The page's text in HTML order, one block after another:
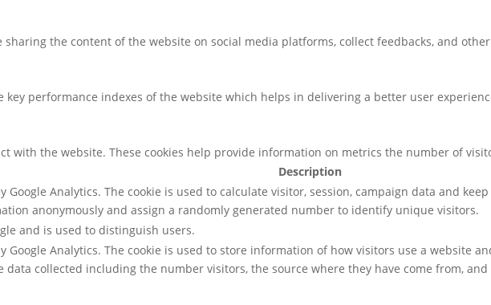
the content of the website on social media platforms, collect feedbacks, and
performance indexes of the website which helps in delivering a better user
with the website. These cookies help provide information on metrics the number of
Description
Google Analytics. The cookie is used to calculate visitor, session, campaign data and
anonymously and assign a randomly generated number to identify unique visitors.
and is used to distinguish users.
Google Analytics. The cookie is used to store information of how visitors use a website
data collected including the number visitors, the source where they have come from,